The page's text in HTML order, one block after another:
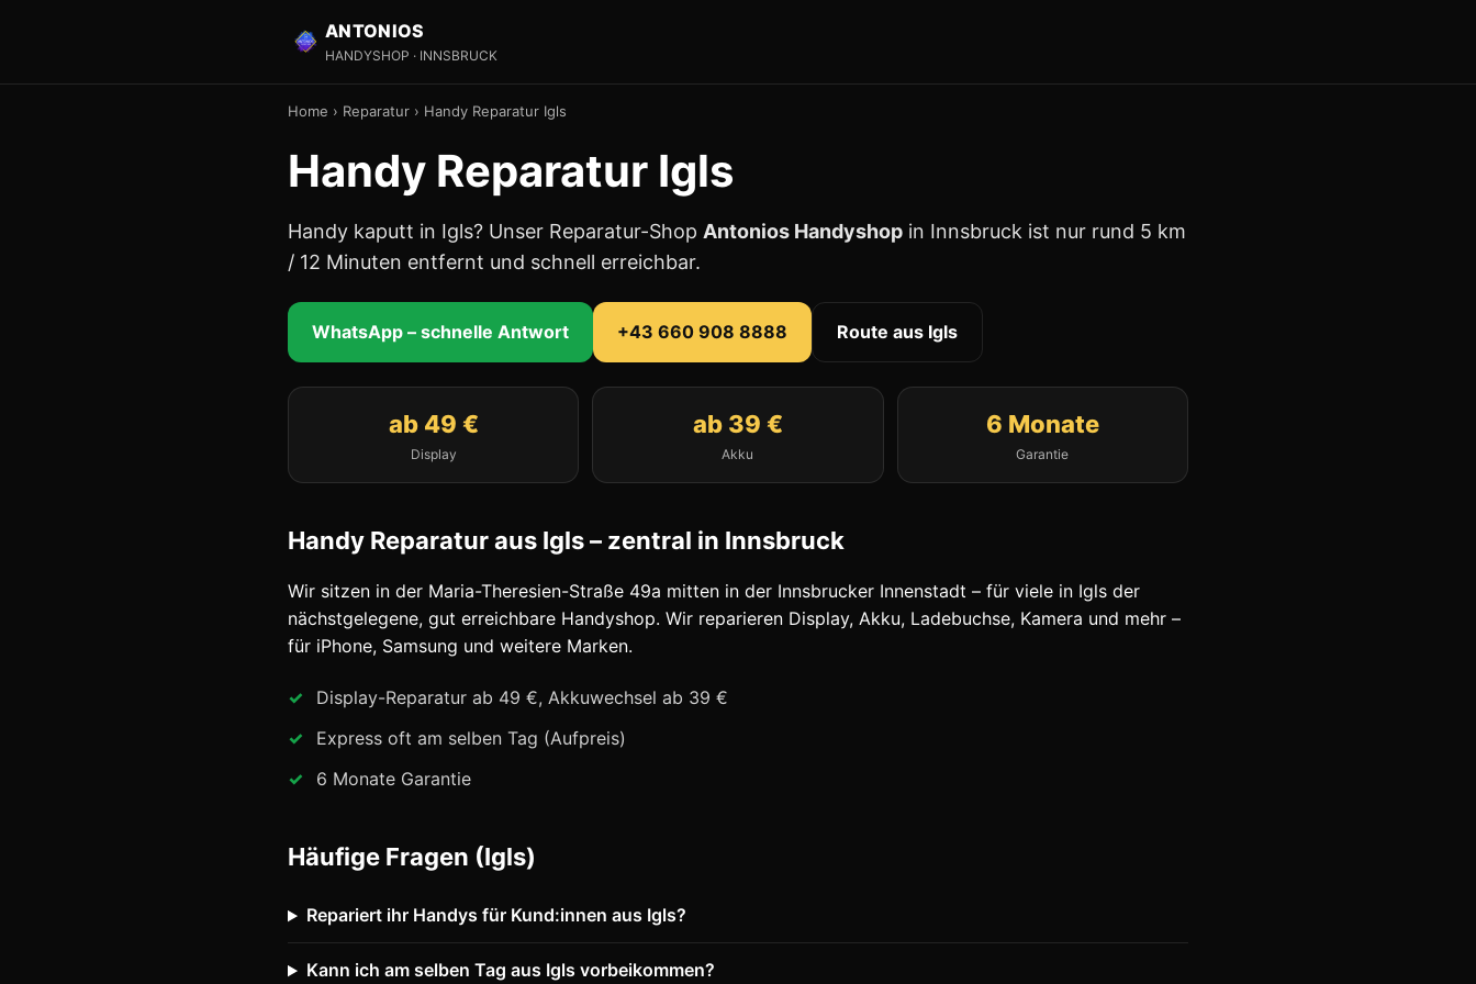
ANTONIOS
HANDYSHOP · INNSBRUCK
Home › Reparatur › Handy Reparatur Igls
Handy Reparatur Igls
Handy kaputt in Igls? Unser Reparatur-Shop Antonios Handyshop in Innsbruck ist nur rund 5 km
/ 12 Minuten entfernt und schnell erreichbar.
WhatsApp – schnelle Antwort +43 660 908 8888 Route aus Igls
ab 49 €
Display
ab 39 €
Akku
6 Monate
Garantie
Handy Reparatur aus Igls – zentral in Innsbruck
Wir sitzen in der Maria-Theresien-Straße 49a mitten in der Innsbrucker Innenstadt – für viele in Igls der
nächstgelegene, gut erreichbare Handyshop. Wir reparieren Display, Akku, Ladebuchse, Kamera und mehr –
für iPhone, Samsung und weitere Marken.
Display-Reparatur ab 49 €, Akkuwechsel ab 39 €
Express oft am selben Tag (Aufpreis)
6 Monate Garantie
Häufige Fragen (Igls)
Repariert ihr Handys für Kund:innen aus Igls?
Kann ich am selben Tag aus Igls vorbeikommen?